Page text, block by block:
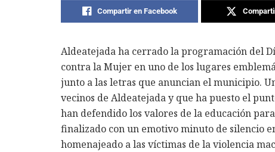
Compartir en Facebook
Aldeatejada ha cerrado la programación del
contra la Mujer en uno de los lugares
junto a las letras que anuncian el municipio.
vecinos de Aldeatejada y que ha puesto el
han defendido los valores de la educación
finalizado con un emotivo minuto de silencio
homenajeado a las víctimas de la violencia